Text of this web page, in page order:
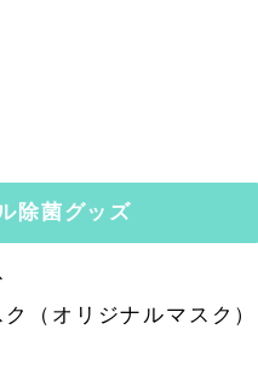
除菌グッズ
（オリジナルマスク）